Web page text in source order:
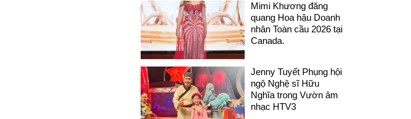
Mimi Khương đăng
quang Hoa hậu Doanh
nhân Toàn cầu 2026 tại
Canada.
Jenny Tuyết Phụng hội
ngộ Nghệ sĩ Hữu
Nghĩa trong Vườn âm
nhạc HTV3